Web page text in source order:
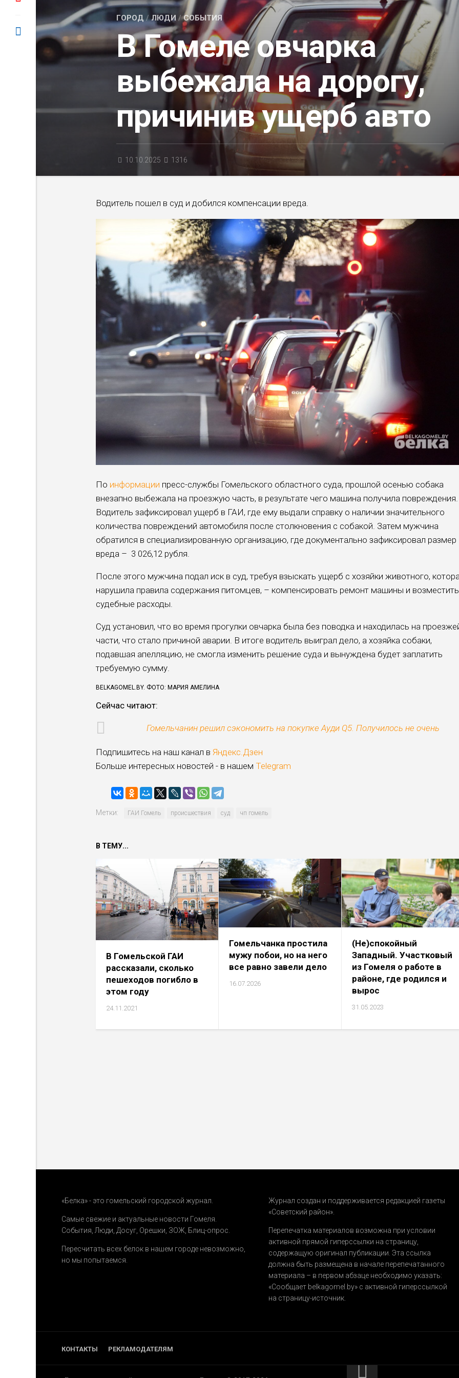
ГОРОД/ЛЮДИ /СОБЫТИЯ
В Гомеле овчарка
выбежала на дорогу,
причинив ущерб авто
10.10.2025 1316
Водитель пошел в суд и добился компенсации вреда.
По информации пресс-службы Гомельского областного суда, прошлой осенью собака
внезапно выбежала на проезжую часть, в результате чего машина получила повреждения.
Водитель зафиксировал ущерб в ГАИ, где ему выдали справку о наличии значительного
количества повреждений автомобиля после столкновения с собакой. Затем мужчина
обратился в специализированную организацию, где документально зафиксировал размер
вреда – 3 026,12 рубля.
После этого мужчина подал иск в суд, требуя взыскать ущерб с хозяйки животного,
нарушила правила содержания питомцев, – компенсировать ремонт машины и возместить
судебные расходы.
Суд установил, что во время прогулки овчарка была без поводка и находилась на
части, что стало причиной аварии. В итоге водитель выиграл дело, а хозяйка собаки,
подавшая апелляцию, не смогла изменить решение суда и вынуждена будет заплатить
требуемую сумму.
BELKAGOMEL.BY. ФОТО: МАРИЯ АМЕЛИНА
Cейчас читают:
Гомельчанин решил сэкономить на покупке Ауди Q5. Получилось не очень
Подпишитесь на наш канал в Яндекс.Дзен
Больше интересных новостей - в нашем Telegram
Метки: ГАИ Гомель происшествия суд чп гомель
В ТЕМУ...
В Гомельской ГАИ
рассказали, сколько
пешеходов погибло в
этом году
24.11.2021
Гомельчанка простила
мужу побои, но на него
все равно завели дело
16.07.2026
(Не)спокойный
Западный. Участковый
из Гомеля о работе в
районе, где родился и
вырос
31.05.2023
«Белка» - это гомельский городской журнал.
Самые свежие и актуальные новости Гомеля.
События Люди Досуг Орешки ЗОЖ Блиц-опрос
Пересчитать всех белок в нашем городе невозможно,
но мы попытаемся.
Журнал создан и поддерживается редакцией газеты
«Советский район».
Перепечатка материалов возможна при условии
активной прямой гиперссылки на страницу,
содержащую оригинал публикации. Эта ссылка
должна быть размещена в начале перепечатанного
материала – в первом абзаце необходимо указать:
«Сообщает belkagomel.by»с активной гиперссылкой
на страницу-источник.
КОНТАКТЫ РЕКЛАМОДАТЕЛЯМ